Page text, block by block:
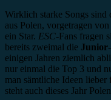
Wirklich starke Songs sind
aus Polen, vorgetragen von
ein Star. ESC-Fans fragen
bereits zweimal die Junior
einigen Jahren ziemlich
nur einmal die Top 3 und
man sämtliche Ideen
steht auch dieses Jahr